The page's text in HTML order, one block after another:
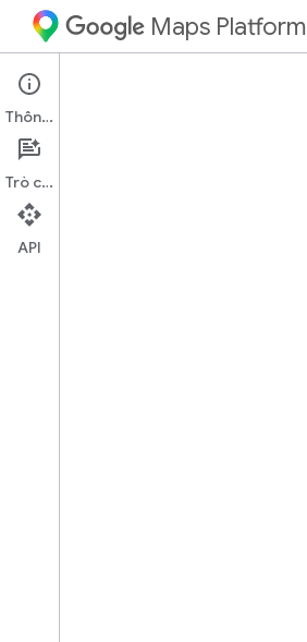
Maps Platform
Mobility Services
Thông tin cơ bản
Thông tin
Trò chuyện
API